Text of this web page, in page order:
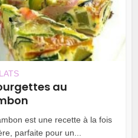
au
est une recette à la fois
parfaite pour un...